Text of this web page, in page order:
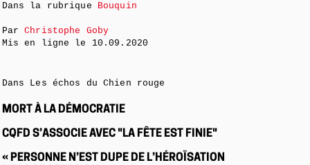
Dans la rubrique Bouquin
ParChristophe Goby
Mis en ligne le 10.09.2020
Dans Les échos du Chien rouge
MORT À LA DÉMOCRATIE
CQFD S’ASSOCIE AVEC "LA FÊTE EST FINIE"
« PERSONNE N’EST DUPE DE L’HÉROÏSATION